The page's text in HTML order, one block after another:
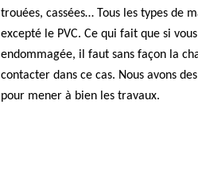
trouées, cassées… Tous les types de
excepté le PVC. Ce qui fait que si
endommagée, il faut sans façon la
contacter dans ce cas. Nous avons
pour mener à bien les travaux.